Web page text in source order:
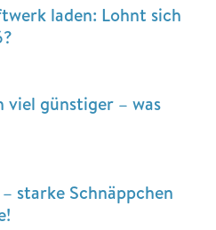
laden: Lohnt sich
viel günstiger – was
starke Schnäppchen